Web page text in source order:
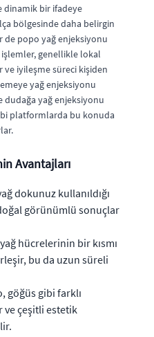
dinamik bir ifadeye
bölgesinde daha belirgin
popo yağ enjeksiyonu
genellikle lokal
ve iyileşme süreci kişiden
yağ enjeksiyonu
dudağa yağ enjeksiyonu
platformlarda bu konuda
Avantajları
dokunuz kullanıldığı
görünümlü sonuçlar
hücrelerinin bir kısmı
bu da uzun süreli
göğüs gibi farklı
ve çeşitli estetik